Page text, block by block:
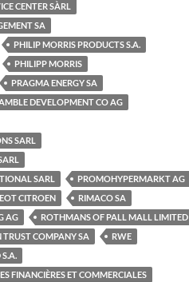
CENTER SÀRL
SA
PHILIP MORRIS PRODUCTS S.A.
PHILIPP MORRIS
PRAGMA ENERGY SA
DEVELOPMENT CO AG
SARL
SARL
PROMOHYPERMARKT AG
CITROEN
RIMACO SA
AG
ROTHMANS OF PALL MALL LIMITED
TRUST COMPANY SA
RWE
FINANCIÈRES ET COMMERCIALES